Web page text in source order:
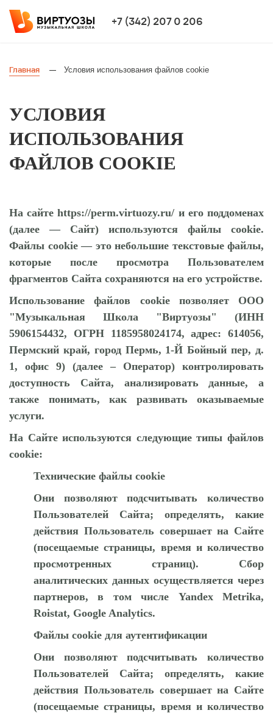
+7 (342) 207 0 206
Главная — Условия использования файлов cookie
УСЛОВИЯ
ИСПОЛЬЗОВАНИЯ
ФАЙЛОВ COOKIE
На сайте https://perm.virtuozy.ru/ и его поддоменах
(далее — Сайт) используются файлы cookie.
Файлы cookie — это небольшие текстовые файлы,
которые после просмотра Пользователем
фрагментов Сайта сохраняются на его устройстве.
Использование файлов cookie позволяет ООО
"Музыкальная Школа "Виртуозы" (ИНН
5906154432, ОГРН 1185958024174, адрес: 614056,
Пермский край, город Пермь, 1-Й Бойный пер, д.
1, офис 9) (далее – Оператор) контролировать
доступность Сайта, анализировать данные, а
также понимать, как развивать оказываемые
услуги.
На Сайте используются следующие типы файлов
cookie:
Технические файлы cookie
Они позволяют подсчитывать количество
Пользователей Сайта; определять, какие
действия Пользователь совершает на Сайте
(посещаемые страницы, время и количество
просмотренных страниц). Сбор
аналитических данных осуществляется через
партнеров, в том числе Yandex Metrika,
Roistat, Google Analytics.
Файлы cookie для аутентификации
Они позволяют подсчитывать количество
Пользователей Сайта; определять, какие
действия Пользователь совершает на Сайте
(посещаемые страницы, время и количество